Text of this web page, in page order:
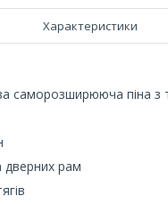
Характеристики
саморозширююча піна
дверних рам